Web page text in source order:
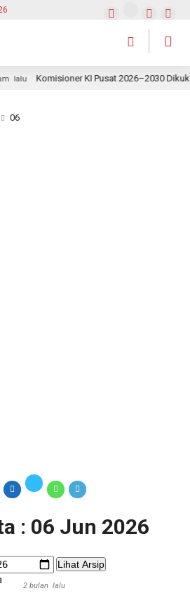
lalu Komisioner KI Pusat 2026–2030
06
: 06 Jun 2026
Lihat Arsip
2 bulan lalu